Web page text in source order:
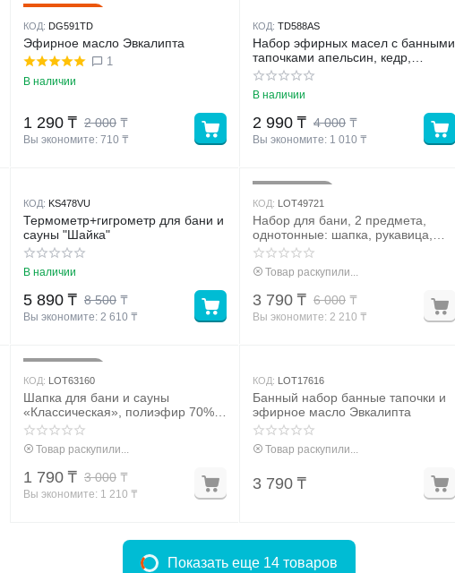
КОД: DG591TD
Эфирное масло Эвкалипта
1
В наличии
2 000 ₸
1 290 ₸
Вы экономите: 710 ₸
КОД: TD588AS
Набор эфирных масел с банными
тапочками апельсин, кедр,
можжевельник «Добропаровъ»
В наличии
4 000 ₸
2 990 ₸
Вы экономите: 1 010 ₸
КОД: KS478VU
Термометр+гигрометр для бани и
сауны "Шайка"
В наличии
8 500 ₸
5 890 ₸
Вы экономите: 2 610 ₸
КОД: LOT49721
Набор для бани, 2 предмета,
однотонные: шапка, рукавица,
серый
Товар раскупили...
6 000 ₸
3 790 ₸
Вы экономите: 2 210 ₸
КОД: LOT63160
Шапка для бани и сауны
«Классическая», полиэфир 70%,
шерсть 30%, тёмная,
Товар раскупили...
3 000 ₸
1 790 ₸
Вы экономите: 1 210 ₸
КОД: LOT17616
Банный набор банные тапочки и
эфирное масло Эвкалипта
Товар раскупили...
3 790 ₸
Показать еще 14 товаров